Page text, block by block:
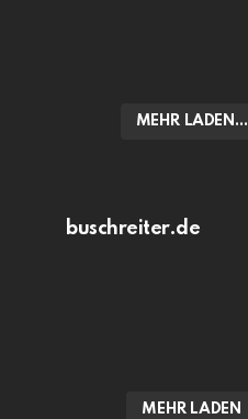
MEHR LADEN…
buschreiter.de
MEHR LADEN